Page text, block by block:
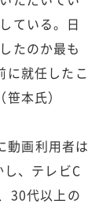
ている。日
たのか最も
に就任したこ
本氏）
画利用者は
、テレビC
30代以上の